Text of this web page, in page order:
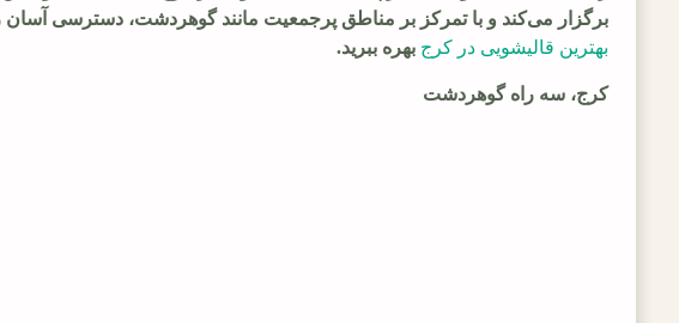
برگزار می‌کند و با تمرکز بر مناطق پرجمعیت مانند گوهردشت، دسترسی آسان را تضمین می‌نماید. برای شتشوی فرشهای خود نیز میتوانید از خدمات
بهترین قالیشویی در کرج بهره ببرید.
کرج، سه راه گوهردشت